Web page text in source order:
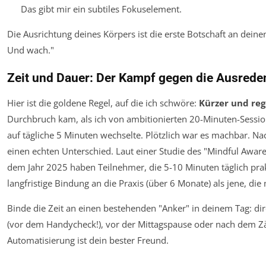
Das gibt mir ein subtiles Fokuselement.
Die Ausrichtung deines Körpers ist die erste Botschaft an
Und wach."
Zeit und Dauer: Der Kampf gegen die
Hier ist die goldene Regel, auf die ich schwöre: Kürzer und
Durchbruch kam, als ich von ambitionierten 20-Minuten-
auf tägliche 5 Minuten wechselte. Plötzlich war es machbar.
einen echten Unterschied. Laut einer Studie des "Mindful
dem Jahr 2025 haben Teilnehmer, die 5-10 Minuten täglich
langfristige Bindung an die Praxis (über 6 Monate) als jene,
Binde die Zeit an einen bestehenden "Anker" in deinem Tag:
(vor dem Handycheck!), vor der Mittagspause oder nach dem
Automatisierung ist dein bester Freund.